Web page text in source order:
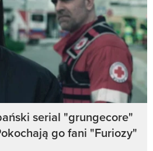
serial "grungecore"
go fani "Furiozy"